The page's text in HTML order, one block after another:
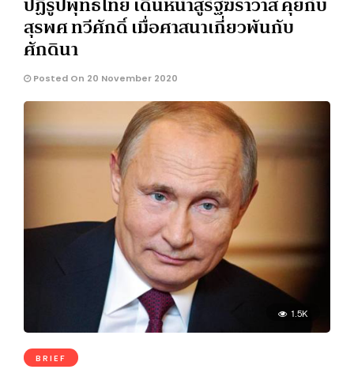
สุรพศ ทวีศักดิ์ เมื่อศาสนาเกี่ยวพันกับ
ศักดินา
Posted On 20 November 2020
1.5K
BRIEF